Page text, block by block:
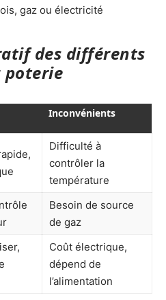
gaz ou électricité
des différents
poterie
Inconvénients
Difficulté à
contrôler la
température
Besoin de source
de gaz
Coût électrique,
dépend de
l’alimentation